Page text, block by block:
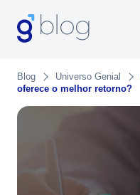
Blog Universo Genial
oferece o melhor retorno?